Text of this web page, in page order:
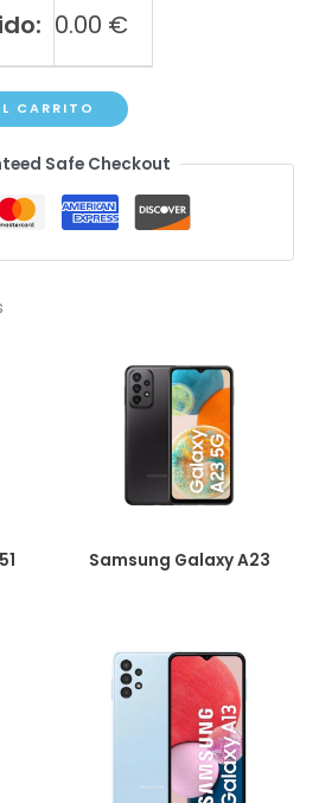
0.00 €
CARRITO
Safe Checkout
Samsung Galaxy A23